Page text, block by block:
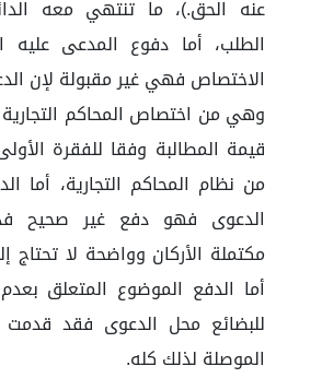
عنه الحق.)، ما تنتهي معه
الطلب، أما دفوع المدعى عليه
الاختصاص فهي غير مقبولة لإن
وهي من اختصاص المحاكم
من نظام المحاكم التجارية، أما
الدعوى فهو دفع غير صحيح
مكتملة الأركان وواضحة لا تحتاج
أما الدفع الموضوع المتعلق
للبضائع محل الدعوى فقد قدمت
الموصلة لذلك كله.